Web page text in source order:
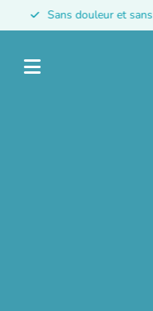
Sans douleur et sans risque